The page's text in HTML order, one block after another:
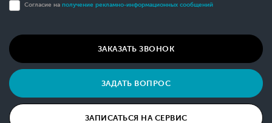
Согласие на получение рекламно-информационных сообщений
ЗАКАЗАТЬ ЗВОНОК
ЗАДАТЬ ВОПРОС
ЗАПИСАТЬСЯ НА СЕРВИС